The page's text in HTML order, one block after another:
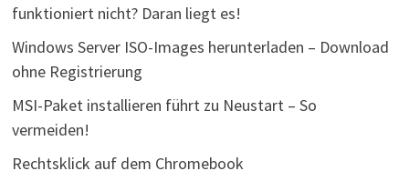
funktioniert nicht? Daran liegt es!
Windows Server ISO-Images herunterladen – Download
ohne Registrierung
MSI-Paket installieren führt zu Neustart – So
vermeiden!
Rechtsklick auf dem Chromebook